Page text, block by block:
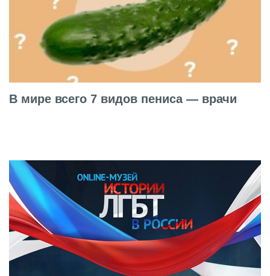
В мире всего 7 видов пениса — врачи